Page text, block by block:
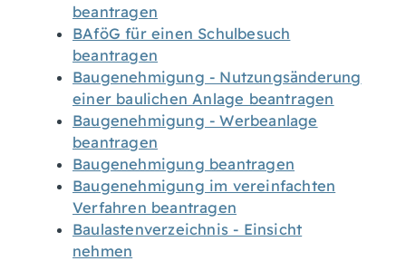
beantragen
BAföG für einen Schulbesuch
beantragen
Baugenehmigung - Nutzungsänderung
einer baulichen Anlage beantragen
Baugenehmigung - Werbeanlage
beantragen
Baugenehmigung beantragen
Baugenehmigung im vereinfachten
Verfahren beantragen
Baulastenverzeichnis - Einsicht
nehmen